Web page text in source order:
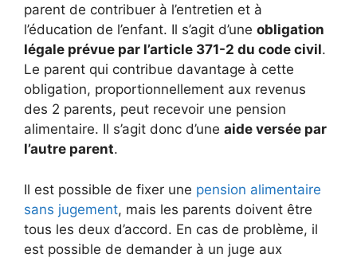
parent de contribuer à l’entretien et à
l’éducation de l’enfant. Il s’agit d’une obligation
légale prévue par l’article 371-2 du code civil.
Le parent qui contribue davantage à cette
obligation, proportionnellement aux revenus
des 2 parents, peut recevoir une pension
alimentaire. Il s’agit donc d’une aide versée par
l’autre parent.
Il est possible de fixer une pension alimentaire
sans jugement, mais les parents doivent être
tous les deux d’accord. En cas de problème, il
est possible de demander à un juge aux